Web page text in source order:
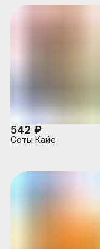
542 ₽
Соты Кайе